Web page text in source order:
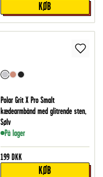
KØB
Polar Grit X Pro Smalt
kædearmbånd med glitrende sten,
Sølv
På lager
199 DKK
KØB